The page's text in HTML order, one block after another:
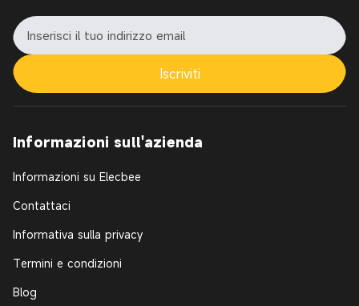
Iscriviti
Informazioni sull'azienda
Informazioni su Elecbee
Contattaci
Informativa sulla privacy
Termini e condizioni
Blog